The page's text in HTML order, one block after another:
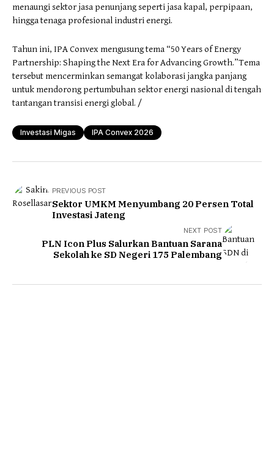
menaungi sektor jasa penunjang seperti jasa kapal, perpipaan,
hingga tenaga profesional industri energi.
Tahun ini, IPA Convex mengusung tema “50 Years of Energy
Partnership: Shaping the Next Era for Advancing Growth.”Tema
tersebut mencerminkan semangat kolaborasi jangka panjang
untuk mendorong pertumbuhan sektor energi nasional di tengah
tantangan transisi energi global. /
Investasi Migas IPA Convex 2026
PREVIOUS POST
Sektor UMKM Menyumbang 20 Persen Total
Investasi Jateng
NEXT POST
PLN Icon Plus Salurkan Bantuan Sarana
Sekolah ke SD Negeri 175 Palembang